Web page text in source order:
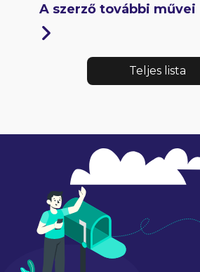
A szerző további művei
Teljes lista